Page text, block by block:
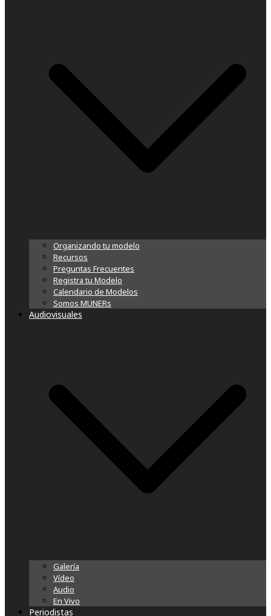
Organizando tu modelo
Recursos
Preguntas Frecuentes
Registra tu Modelo
Calendario de Modelos
Somos MUNERs
Audiovisuales
Galería
Vídeo
Audio
En Vivo
Periodistas